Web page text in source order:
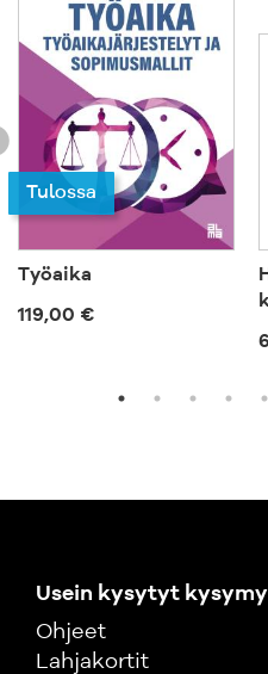
Tulossa
Työaika
119,00 €
Usein kysytyt
Ohjeet
Lahjakortit